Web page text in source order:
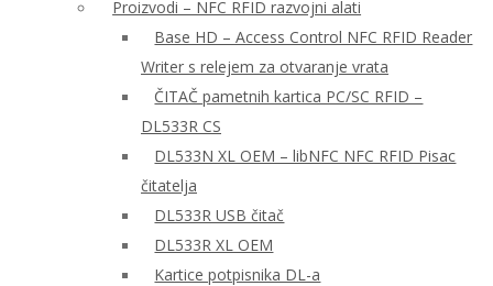
Proizvodi – NFC RFID razvojni alati
Base HD – Access Control NFC RFID Reader
Writer s relejem za otvaranje vrata
ČITAČ pametnih kartica PC/SC RFID –
DL533R CS
DL533N XL OEM – libNFC NFC RFID Pisac
čitatelja
DL533R USB čitač
DL533R XL OEM
Kartice potpisnika DL-a